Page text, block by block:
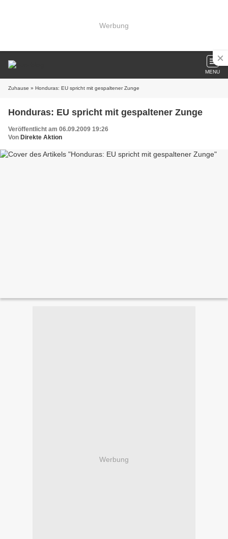
Werbung
MENU
Zuhause » Honduras: EU spricht mit gespaltener Zunge
Honduras: EU spricht mit gespaltener Zunge
Veröffentlicht am 06.09.2009 19:26
Von Direkte Aktion
Werbung